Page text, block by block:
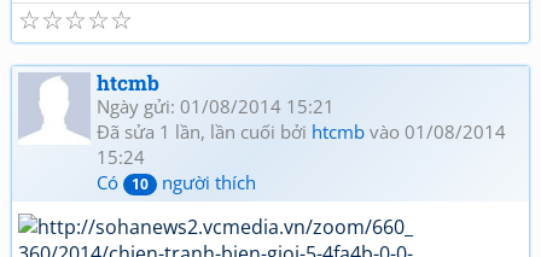
☆
☆
☆
☆
☆
htcmb
Ngày gửi: 01/08/2014 15:21
Đã sửa 1 lần, lần cuối bởi htcmb vào 01/08/2014
15:24
Có
10 người thích